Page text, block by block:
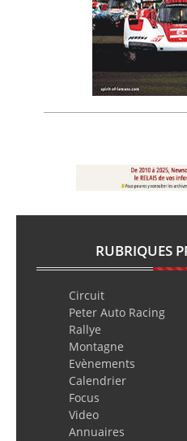
RUBRIQUES
Circuit
Peter Auto Racing
Rallye
Montagne
Evènements
Calendrier
Focus
Video
Annuaires